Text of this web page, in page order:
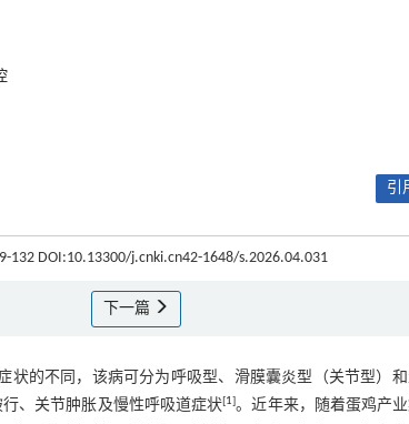
引
132 DOI:10.13300/j.cnki.cn42-1648/s.2026.04.031
下一篇
的不同，该病可分为呼吸型、滑膜囊炎型（关节型）和
、关节肿胀及慢性呼吸道症状[1]。近年来，随着蛋鸡产